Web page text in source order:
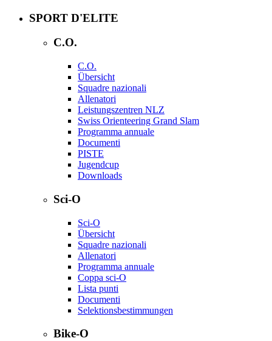
SPORT D'ELITE
C.O.
C.O.
Übersicht
Squadre nazionali
Allenatori
Leistungszentren NLZ
Swiss Orienteering Grand Slam
Programma annuale
Documenti
PISTE
Jugendcup
Downloads
Sci-O
Sci-O
Übersicht
Squadre nazionali
Allenatori
Programma annuale
Coppa sci-O
Lista punti
Documenti
Selektionsbestimmungen
Bike-O